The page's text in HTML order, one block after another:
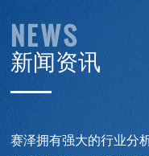
NEWS
新闻资讯
赛泽拥有强大的行业分